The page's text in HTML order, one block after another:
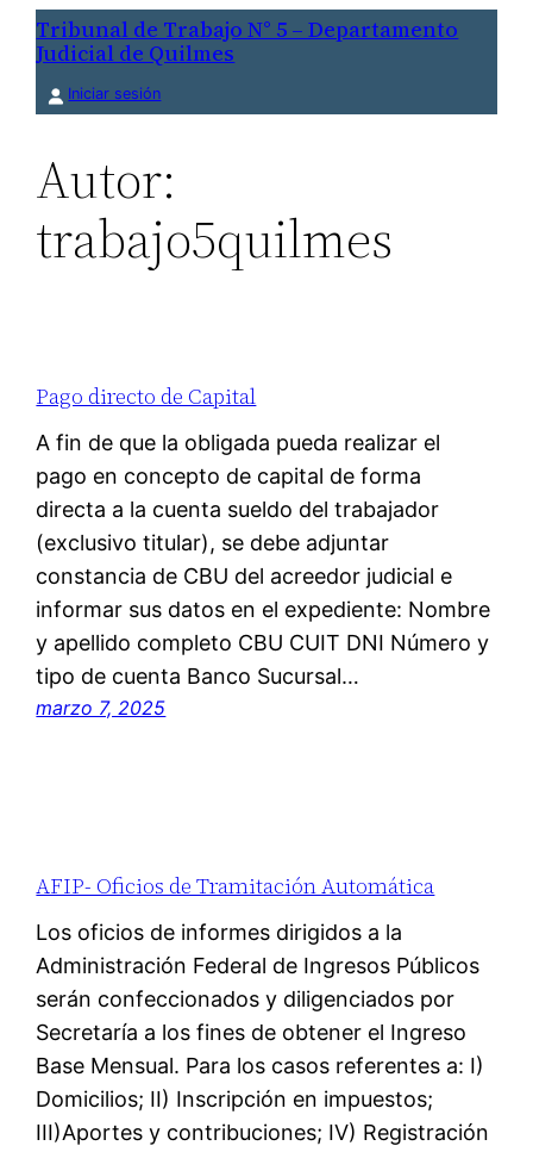
Saltar
contenido
Tribunal de Trabajo N° 5 – Departamento
Judicial de Quilmes
Iniciar sesión
Autor:
trabajo5quilmes
Pago directo de Capital
A fin de que la obligada pueda realizar el
pago en concepto de capital de forma
directa a la cuenta sueldo del trabajador
(exclusivo titular), se debe adjuntar
constancia de CBU del acreedor judicial e
informar sus datos en el expediente: Nombre
y apellido completo CBU CUIT DNI Número y
tipo de cuenta Banco Sucursal…
marzo 7, 2025
AFIP- Oficios de Tramitación Automática
Los oficios de informes dirigidos a la
Administración Federal de Ingresos Públicos
serán confeccionados y diligenciados por
Secretaría a los fines de obtener el Ingreso
Base Mensual. Para los casos referentes a: I)
Domicilios; II) Inscripción en impuestos;
III)Aportes y contribuciones; IV) Registración